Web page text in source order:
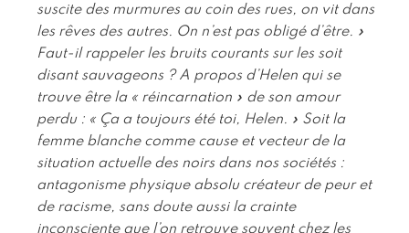
suscite des murmures au coin des rues, on vit dans
les rêves des autres. On n’est pas obligé d’être. »
Faut-il rappeler les bruits courants sur les soit
disant sauvageons ? A propos d’Helen qui se
trouve être la « réincarnation » de son amour
perdu : « Ça a toujours été toi, Helen. » Soit la
femme blanche comme cause et vecteur de la
situation actuelle des noirs dans nos sociétés :
antagonisme physique absolu créateur de peur et
de racisme, sans doute aussi la crainte
inconsciente que l’on retrouve souvent chez les